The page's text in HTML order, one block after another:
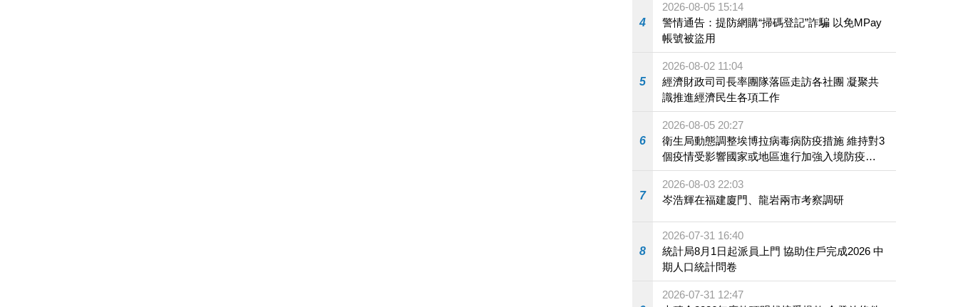
4
2026-08-05 15:14
警情通告：提防網購“掃碼登記”詐騙 以免MPay
帳號被盜用
5
2026-08-02 11:04
經濟財政司司長率團隊落區走訪各社團 凝聚共
識推進經濟民生各項工作
6
2026-08-05 20:27
衛生局動態調整埃博拉病毒病防疫措施 維持對3
個疫情受影響國家或地區進行加強入境防疫措
施
7
2026-08-03 22:03
岑浩輝在福建廈門、龍岩兩市考察調研
8
2026-07-31 16:40
統計局8月1日起派員上門 協助住戶完成2026 中
期人口統計問卷
2026-07-31 12:47